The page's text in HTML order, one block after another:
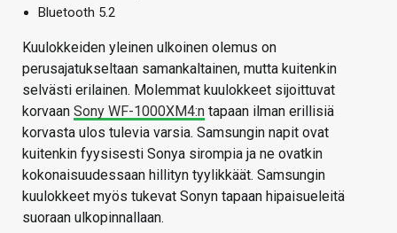
Bluetooth 5.2
Kuulokkeiden yleinen ulkoinen olemus on
perusajatukseltaan samankaltainen, mutta kuitenkin
selvästi erilainen. Molemmat kuulokkeet sijoittuvat
korvaan Sony WF-1000XM4:n tapaan ilman erillisiä
korvasta ulos tulevia varsia. Samsungin napit ovat
kuitenkin fyysisesti Sonya sirompia ja ne ovatkin
kokonaisuudessaan hillityn tyylikkäät. Samsungin
kuulokkeet myös tukevat Sonyn tapaan hipaisueleitä
suoraan ulkopinnallaan.